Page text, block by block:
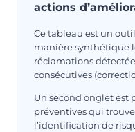
actions
Ce tableau est un
manière synthétique
réclamations
consécutives
Un second onglet est
préventives qui
l’identification de